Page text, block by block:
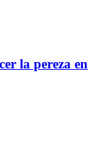
la pereza en